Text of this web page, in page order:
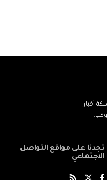
شبكة أخبار
تجدنا على مواقع التواصل
الاجتماعي